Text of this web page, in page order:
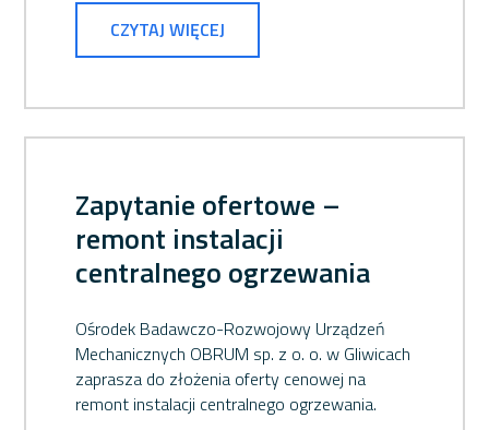
CZYTAJ WIĘCEJ
Zapytanie ofertowe –
remont instalacji
centralnego ogrzewania
Ośrodek Badawczo-Rozwojowy Urządzeń
Mechanicznych OBRUM sp. z o. o. w Gliwicach
zaprasza do złożenia oferty cenowej na
remont instalacji centralnego ogrzewania.